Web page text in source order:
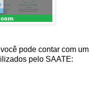
pode contar com um
pelo SAATE: